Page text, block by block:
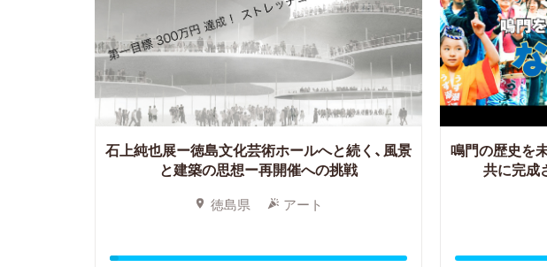
石上純也展ー徳島文化芸術ホールへと続く、風景
と建築の思想ー再開催への挑戦
徳島県 アート
鳴門の歴史を
共に完成